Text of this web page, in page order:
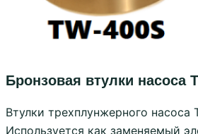
Бронзовая втулки насоса
Втулки трехплунжерного насоса
Используется как заменяемый